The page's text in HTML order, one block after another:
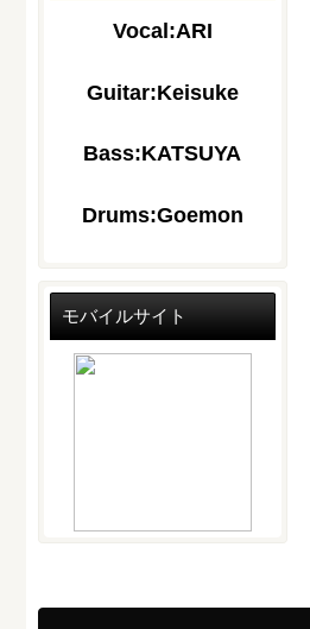
Vocal:ARI
Guitar:Keisuke
Bass:KATSUYA
Drums:Goemon
モバイルサイト